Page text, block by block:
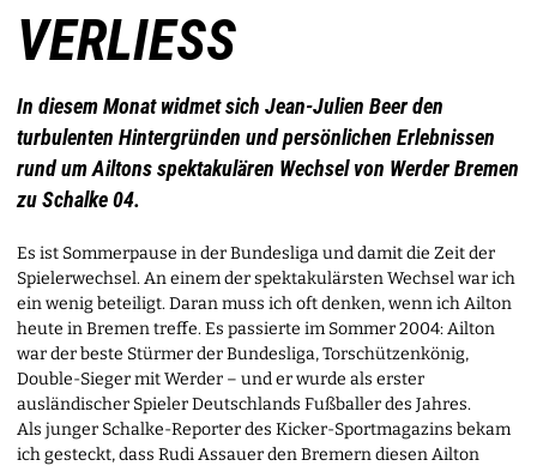
VERLIESS
In diesem Monat widmet sich Jean-Julien Beer den
turbulenten Hintergründen und persönlichen Erlebnissen
rund um Ailtons spektakulären Wechsel von Werder Bremen
zu Schalke 04.
Es ist Sommerpause in der Bundesliga und damit die Zeit der
Spielerwechsel. An einem der spektakulärsten Wechsel war ich
ein wenig beteiligt. Daran muss ich oft denken, wenn ich Ailton
heute in Bremen treffe. Es passierte im Sommer 2004: Ailton
war der beste Stürmer der Bundesliga, Torschützenkönig,
Double-Sieger mit Werder – und er wurde als erster
ausländischer Spieler Deutschlands Fußballer des Jahres.
Als junger Schalke-Reporter des Kicker-Sportmagazins bekam
ich gesteckt, dass Rudi Assauer den Bremern diesen Ailton